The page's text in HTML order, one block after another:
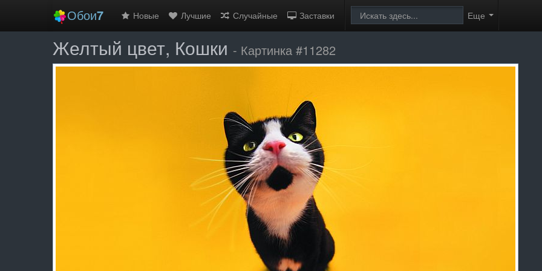
Обои7 Новые Лучшие Случайные Заставки Еще
Желтый цвет, Кошки - Картинка #11282